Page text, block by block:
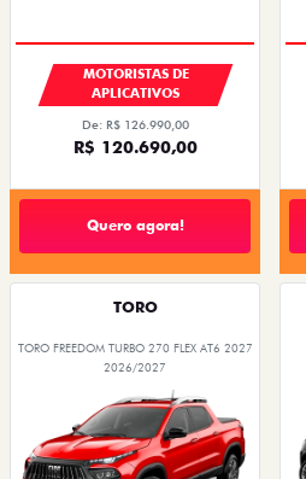
MOTORISTAS DE
APLICATIVOS
De: R$ 126.990,00
R$ 120.690,00
Quero agora!
TORO
TORO FREEDOM TURBO 270 FLEX AT6 2027
2026/2027